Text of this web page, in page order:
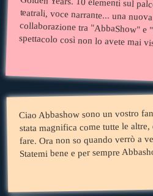
spettacolo così non lo avete mai
Ciao Abbashow sono un vostro
stata magnifica come tutte le
fare. Ora non so quando verrò a
Statemi bene e per sempre